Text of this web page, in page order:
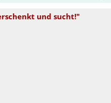
und sucht!"